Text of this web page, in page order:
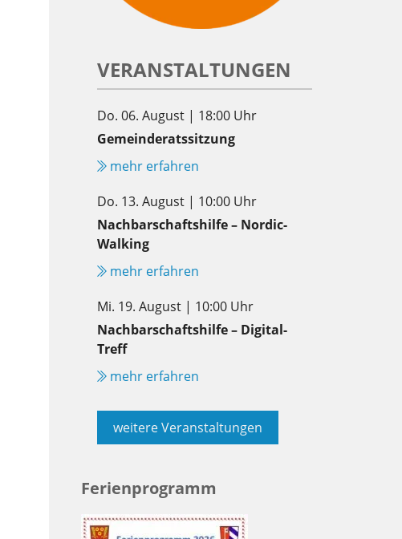
VERANSTALTUNGEN
Do. 06. August | 18:00 Uhr
Gemeinderatssitzung
mehr erfahren
Do. 13. August | 10:00 Uhr
Nachbarschaftshilfe – Nordic-
Walking
mehr erfahren
Mi. 19. August | 10:00 Uhr
Nachbarschaftshilfe – Digital-
Treff
mehr erfahren
weitere Veranstaltungen
Ferienprogramm